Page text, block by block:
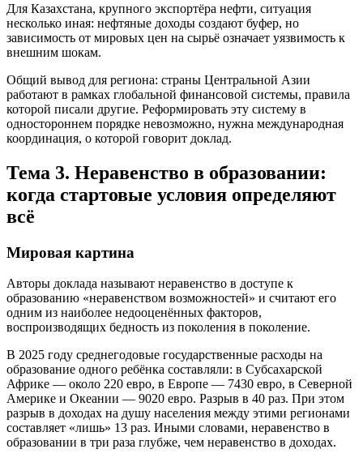
Для Казахстана, крупного экспортёра нефти, ситуация
несколько иная: нефтяные доходы создают буфер, но
зависимость от мировых цен на сырьё означает уязвимость к
внешним шокам.
Общий вывод для региона: страны Центральной Азии
работают в рамках глобальной финансовой системы, правила
которой писали другие. Реформировать эту систему в
одностороннем порядке невозможно, нужна международная
координация, о которой говорит доклад.
Тема 3. Неравенство в образовании:
когда стартовые условия определяют
всё
Мировая картина
Авторы доклада называют неравенство в доступе к
образованию «неравенством возможностей» и считают его
одним из наиболее недооценённых факторов,
воспроизводящих бедность из поколения в поколение.
В 2025 году среднегодовые государственные расходы на
образование одного ребёнка составляли: в Субсахарской
Африке — около 220 евро, в Европе — 7430 евро, в Северной
Америке и Океании — 9020 евро. Разрыв в 40 раз. При этом
разрыв в доходах на душу населения между этими регионами
составляет «лишь» 13 раз. Иными словами, неравенство в
образовании в три раза глубже, чем неравенство в доходах.